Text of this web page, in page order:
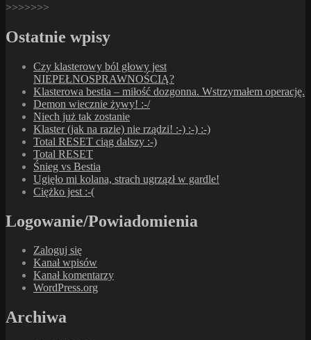
>>>>>>>
Ostatnie wpisy
Czy klasterowy ból głowy jest
NIEPEŁNOSPRAWNOŚCIĄ?
Klasterowa bestia – miłość dozgonna. Wstrzymałem operację.
Demon wiecznie żywy! :-/
Niech już tak zostanie
Klaster (jak na razie) nie rządzi! :-) :-) :-)
Total RESET ciąg dalszy :-)
Total RESET
Śnieg vs Bestia
Ugięło mi kolana, strach ugrzązł w gardle!
Ciężko jest :-(
Logowanie/Powiadomienia
Zaloguj się
Kanał wpisów
Kanał komentarzy
WordPress.org
Archiwa